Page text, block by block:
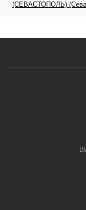
(СЕВАСТОПОЛЬ)